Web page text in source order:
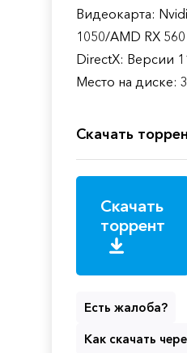
Видеокарта:
1050/AMD RX
DirectX: Версии
Место на диске:
Скачать
Скачать
торрент
Есть жалоба?
Как скачать